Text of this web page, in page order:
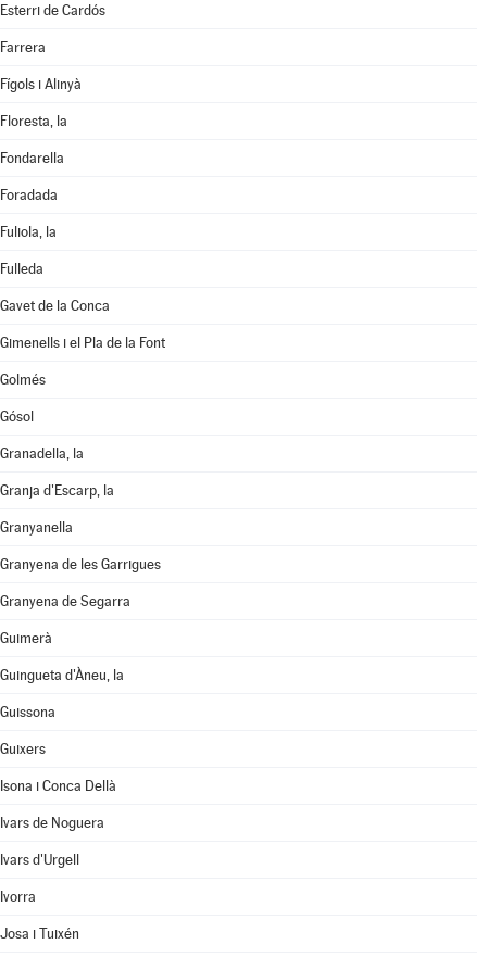
Esterri de Cardós
Farrera
Fígols i Alinyà
Floresta, la
Fondarella
Foradada
Fuliola, la
Fulleda
Gavet de la Conca
Gimenells i el Pla de la Font
Golmés
Gósol
Granadella, la
Granja d'Escarp, la
Granyanella
Granyena de les Garrigues
Granyena de Segarra
Guimerà
Guingueta d'Àneu, la
Guissona
Guixers
Isona i Conca Dellà
Ivars de Noguera
Ivars d'Urgell
Ivorra
Josa i Tuixén